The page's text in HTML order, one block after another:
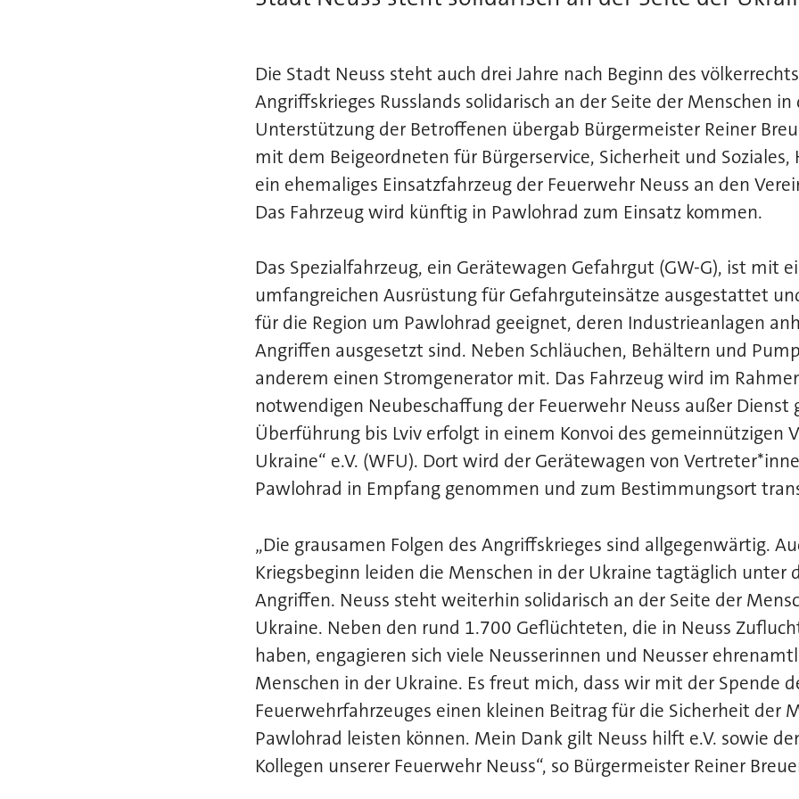
Die Stadt Neuss steht auch drei Jahre nach Beginn des
Angriffskrieges Russlands solidarisch an der Seite der Menschen
Unterstützung der Betroffenen übergab Bürgermeister Reiner
mit dem Beigeordneten für Bürgerservice, Sicherheit und Soziales,
ein ehemaliges Einsatzfahrzeug der Feuerwehr Neuss an den
Das Fahrzeug wird künftig in Pawlohrad zum Einsatz kommen.
Das Spezialfahrzeug, ein Gerätewagen Gefahrgut (GW-G), ist mit
umfangreichen Ausrüstung für Gefahrguteinsätze ausgestattet
für die Region um Pawlohrad geeignet, deren Industrieanlagen
Angriffen ausgesetzt sind. Neben Schläuchen, Behältern und
anderem einen Stromgenerator mit. Das Fahrzeug wird im
notwendigen Neubeschaffung der Feuerwehr Neuss außer Dienst
Überführung bis Lviv erfolgt in einem Konvoi des gemeinnützigen
Ukraine“ e.V. (WFU). Dort wird der Gerätewagen von
Pawlohrad in Empfang genommen und zum Bestimmungsort
„Die grausamen Folgen des Angriffskrieges sind allgegenwärtig.
Kriegsbeginn leiden die Menschen in der Ukraine tagtäglich unter
Angriffen. Neuss steht weiterhin solidarisch an der Seite der
Ukraine. Neben den rund 1.700 Geflüchteten, die in Neuss
haben, engagieren sich viele Neusserinnen und Neusser
Menschen in der Ukraine. Es freut mich, dass wir mit der Spende
Feuerwehrfahrzeuges einen kleinen Beitrag für die Sicherheit der
Pawlohrad leisten können. Mein Dank gilt Neuss hilft e.V. sowie
Kollegen unserer Feuerwehr Neuss“, so Bürgermeister Reiner